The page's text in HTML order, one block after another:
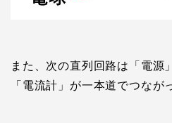
また、次の直列回路は「電源
「電流計」が一本道でつなが